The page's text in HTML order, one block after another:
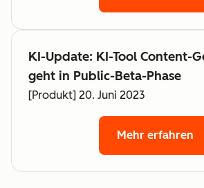
KI-Update: KI-Tool Content-
geht in Public-Beta-Phase
[Produkt] 20. Juni 2023
Mehr erfahren